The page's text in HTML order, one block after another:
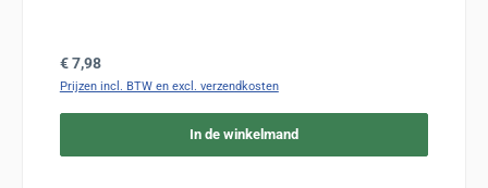
Normale prijs:
€ 7,98
Prijzen incl. BTW en excl. verzendkosten
In de winkelmand